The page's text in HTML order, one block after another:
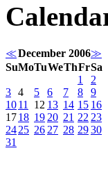
≪December 2006≫
SuMoTuWeThFrSa
1
2
3 4 5 6 7 8
9
1011 12 13 14 15 16
1718 19 20 21 22 23
2425 26 27 28 2930
31